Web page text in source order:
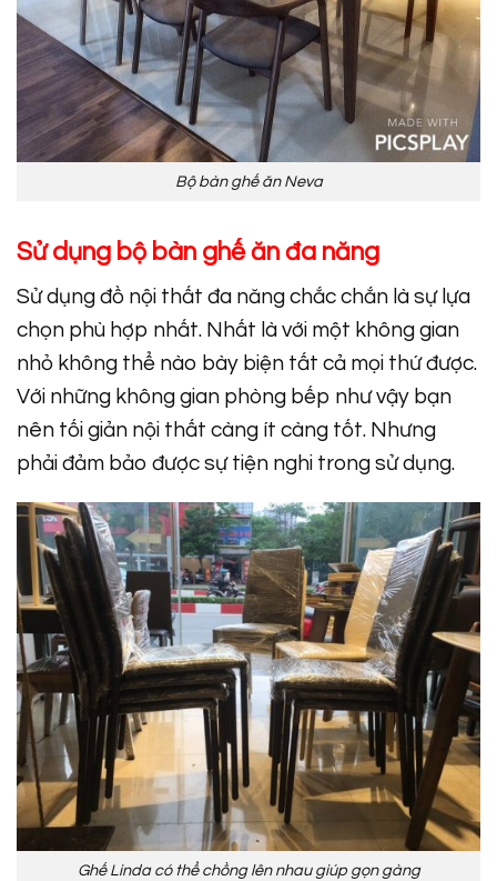
Bộ bàn ghế ăn Neva
Sử dụng bộ bàn ghế ăn đa năng
Sử dụng đồ nội thất đa năng chắc chắn là sự lựa
chọn phù hợp nhất. Nhất là với một không gian
nhỏ không thể nào bày biện tất cả mọi thứ được.
Với những không gian phòng bếp như vậy bạn
nên tối giản nội thất càng ít càng tốt. Nhưng
phải đảm bảo được sự tiện nghi trong sử dụng.
Ghế Linda có thể chồng lên nhau giúp gọn gàng